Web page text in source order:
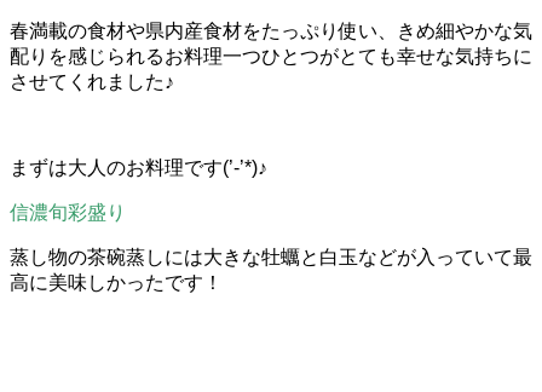
春満載の食材や県内産食材をたっぷり使い、きめ細やかな気
配りを感じられるお料理一つひとつがとても幸せな気持ちに
させてくれました♪
まずは大人のお料理です(’-’*)♪
信濃旬彩盛り
蒸し物の茶碗蒸しには大きな牡蠣と白玉などが入っていて最
高に美味しかったです！